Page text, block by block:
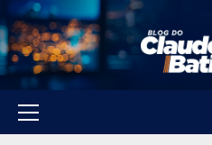
Skip
to
content
Primary